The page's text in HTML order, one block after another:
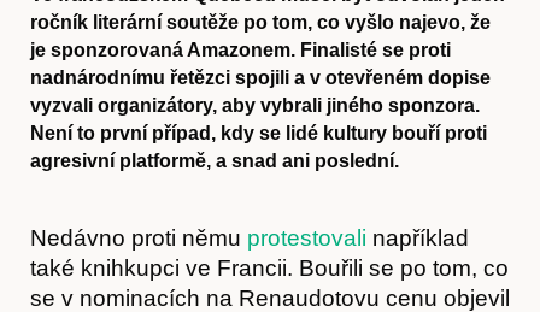
ročník literární soutěže po tom, co vyšlo najevo, že
je sponzorovaná Amazonem. Finalisté se proti
nadnárodnímu řetězci spojili a v otevřeném dopise
vyzvali organizátory, aby vybrali jiného sponzora.
Není to první případ, kdy se lidé kultury bouří proti
agresivní platformě, a snad ani poslední.
Nedávno proti němu protestovali například
také knihkupci ve Francii. Bouřili se po tom, co
se v nominacích na Renaudotovu cenu objevil